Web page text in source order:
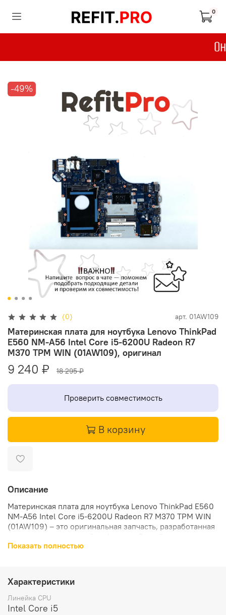
0
-49%
(0) арт. 01AW109
Материнская плата для ноутбука Lenovo ThinkPad
E560 NM-A56 Intel Core i5-6200U Radeon R7
M370 TPM WIN (01AW109), оригинал
9 240 ₽ 18 295 ₽
Проверить совместимость
В корзину
Описание
Материнская плата для ноутбука Lenovo ThinkPad E560
NM-A56 Intel Core i5-6200U Radeon R7 M370 TPM WIN
(01AW109) – это оригинальная запчасть, разработанная
высокую производительность и быстродействие,
Материнская плата оснащена процессором Intel Core
i5-6200U и видеочипом AMD Radeon R7 M370, которые
обеспечивают отличное качество изображения и
Показать полностью
Характеристики
Линейка CPU
Intel Core i5